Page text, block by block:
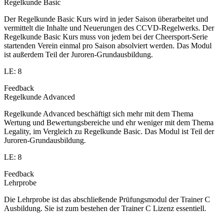
Regelkunde Basic
Der Regelkunde Basic Kurs wird in jeder Saison überarbeitet und
vermittelt die Inhalte und Neuerungen des CCVD-Regelwerks. Der
Regelkunde Basic Kurs muss von jedem bei der Cheersport-Serie
startenden Verein einmal pro Saison absolviert werden. Das Modul
ist außerdem Teil der Juroren-Grundausbildung.
LE: 8
Feedback
Regelkunde Advanced
Regelkunde Advanced beschäftigt sich mehr mit dem Thema
Wertung und Bewertungsbereiche und ehr weniger mit dem Thema
Legality, im Vergleich zu Regelkunde Basic. Das Modul ist Teil der
Juroren-Grundausbildung.
LE: 8
Feedback
Lehrprobe
Die Lehrprobe ist das abschließende Prüfungsmodul der Trainer C
Ausbildung. Sie ist zum bestehen der Trainer C Lizenz essentiell.